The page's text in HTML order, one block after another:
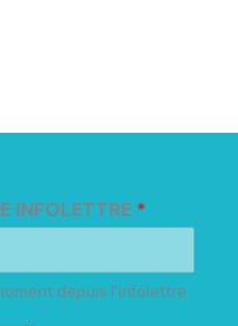
INFOLETTRE *
depuis l'infolettre